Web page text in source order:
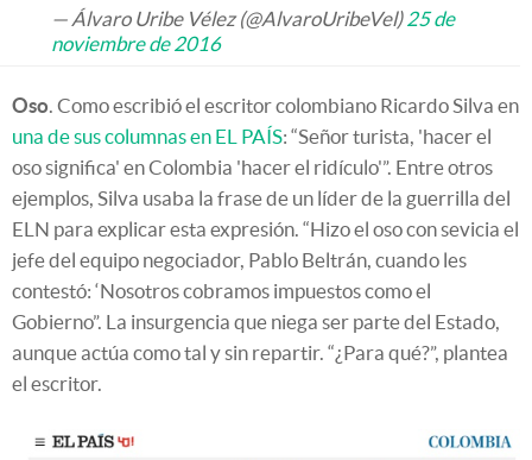
— Álvaro Uribe Vélez (@AlvaroUribeVel) 25 de
noviembre de 2016
Oso . Como escribió el escritor colombiano Ricardo Silva en
una de sus columnas en EL PAÍS: “Señor turista, 'hacer el
oso significa' en Colombia 'hacer el ridículo'”. Entre otros
ejemplos, Silva usaba la frase de un líder de la guerrilla del
ELN para explicar esta expresión. “Hizo el oso con sevicia el
jefe del equipo negociador, Pablo Beltrán, cuando les
contestó: ‘Nosotros cobramos impuestos como el
Gobierno”. La insurgencia que niega ser parte del Estado,
aunque actúa como tal y sin repartir. “¿Para qué?”, plantea
el escritor.